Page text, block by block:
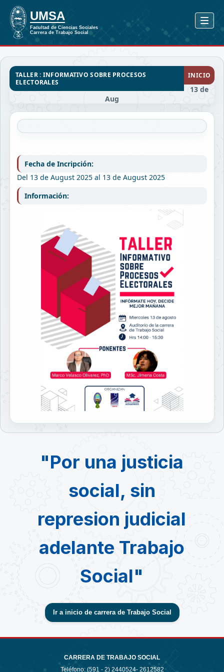
TALLER : INFORMATIVO SOBRE PROCESOS
ELECTORALES
INICIO
13 de
Aug
Fecha de Incripción:
Del 13 de August 2025 al 13 de August 2025
Información:
"Por una justicia
social, sin
represion judicial
adelante Trabajo
Social"
Ir a inicio de carrera de Trabajo Social
CARRERA DE TRABAJO SOCIAL
Teléfono: (591 - 2) 2440524- 2612582